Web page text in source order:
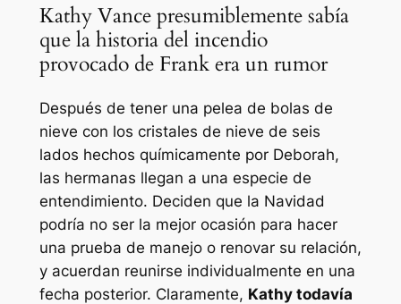
Kathy Vance presumiblemente sabía
que la historia del incendio
provocado de Frank era un rumor
Después de tener una pelea de bolas de
nieve con los cristales de nieve de seis
lados hechos químicamente por Deborah,
las hermanas llegan a una especie de
entendimiento. Deciden que la Navidad
podría no ser la mejor ocasión para hacer
una prueba de manejo o renovar su relación,
y acuerdan reunirse individualmente en una
fecha posterior. Claramente, Kathy todavía